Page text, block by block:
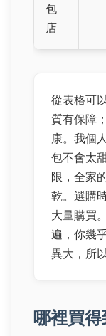
包
店
從表格可
質有保障
康。我個
包不會太
限，全家
乾。選購
大量購買
遍，你幾
異大，所
哪裡買